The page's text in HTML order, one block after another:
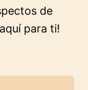
de
para ti!